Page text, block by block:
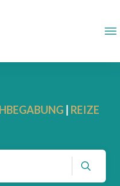
REIZE